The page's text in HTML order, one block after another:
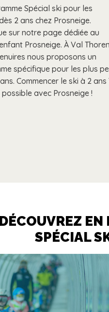
Spécial ski pour les
2 ans chez Prosneige.
sur notre page dédiée au
Prosneige. À Val
nous proposons un
spécifique pour les plus
Commencer le ski à 2 ans
possible avec Prosneige !
DÉCOUVREZ
SPÉCIAL